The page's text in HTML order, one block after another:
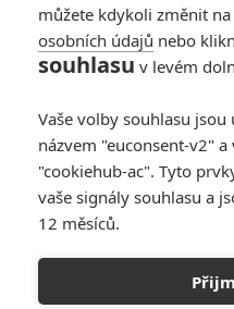
RECENZE FILMŮ
10
můžete kdykoli změnit na
osobních údajů nebo
souhlasu v levém
Vaše volby souhlasu
názvem "euconsent-v2"
"cookiehub-ac". Tyto
vaše signály souhlasu a
12 měsíců.